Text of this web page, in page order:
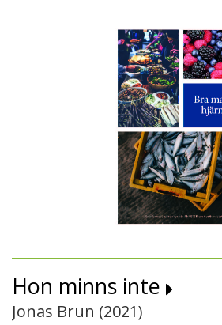
Hon minns inte
Jonas Brun (2021)